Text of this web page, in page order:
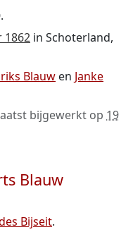
.
1862 in Schoterland,
Blauw en Janke
bijgewerkt op 19
Blauw
Bijseit.